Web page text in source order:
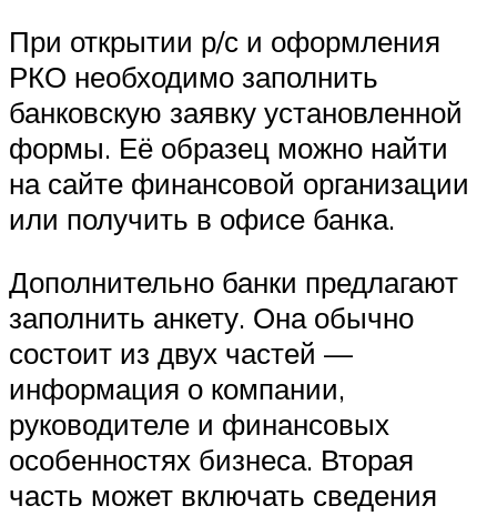
При открытии р/с и оформления
РКО необходимо заполнить
банковскую заявку установленной
формы. Её образец можно найти
на сайте финансовой организации
или получить в офисе банка.
Дополнительно банки предлагают
заполнить анкету. Она обычно
состоит из двух частей —
информация о компании,
руководителе и финансовых
особенностях бизнеса. Вторая
часть может включать сведения